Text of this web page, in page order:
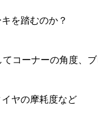
を踏むのか？
てコーナーの角度、
ヤの摩耗度など